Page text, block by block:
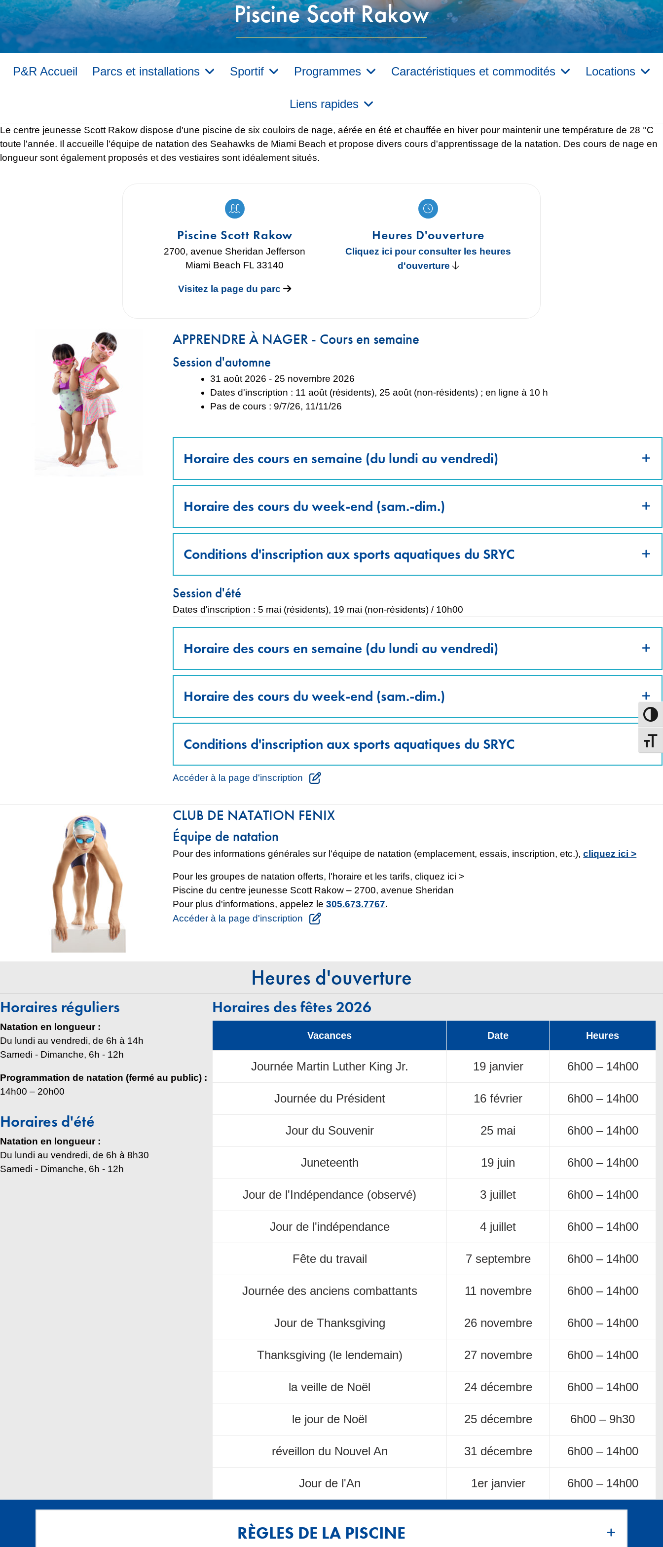
Piscine Scott Rakow
P&R Accueil Parcs et installations Sportif Programmes Caractéristiques et commodités Locations
Liens rapides
Le centre jeunesse Scott Rakow dispose d'une piscine de six couloirs de nage, aérée en été et chauffée en hiver pour maintenir une température de 28 °C
toute l'année. Il accueille l'équipe de natation des Seahawks de Miami Beach et propose divers cours d'apprentissage de la natation. Des cours de nage en
longueur sont également proposés et des vestiaires sont idéalement situés.
Piscine Scott Rakow
2700, avenue Sheridan Jefferson
Miami Beach FL 33140
Visitez la page du parc
Heures D'ouverture
Cliquez ici pour consulter les heures
d'ouverture
APPRENDRE À NAGER - Cours en semaine
Session d'automne
31 août 2026 - 25 novembre 2026
Dates d'inscription : 11 août (résidents), 25 août (non-résidents) ; en ligne à 10 h
Pas de cours : 9/7/26, 11/11/26
Horaire des cours en semaine (du lundi au vendredi)
Horaire des cours du week-end (sam.-dim.)
Conditions d'inscription aux sports aquatiques du SRYC
Session d'été
Dates d'inscription : 5 mai (résidents), 19 mai (non-résidents) / 10h00
Horaire des cours en semaine (du lundi au vendredi)
Horaire des cours du week-end (sam.-dim.)
Conditions d'inscription aux sports aquatiques du SRYC
Accéder à la page d'inscription
CLUB DE NATATION FENIX
Équipe de natation
Pour des informations générales sur l'équipe de natation (emplacement, essais, inscription, etc.),cliquez ici >
Pour les groupes de natation offerts, l'horaire et les tarifs, cliquez ici >
Piscine du centre jeunesse Scott Rakow – 2700, avenue Sheridan
Pour plus d'informations, appelez le305.673.7767.
Accéder à la page d'inscription
Heures d'ouverture
Horaires réguliers
Natation en longueur :
Du lundi au vendredi, de 6h à 14h
Samedi - Dimanche, 6h - 12h
Programmation de natation (fermé au public) :
14h00 – 20h00
Horaires d'été
Natation en longueur :
Du lundi au vendredi, de 6h à 8h30
Samedi - Dimanche, 6h - 12h
Horaires des fêtes 2026
Vacances Date Heures
Journée Martin Luther King Jr. 19 janvier 6h00 – 14h00
Journée du Président 16 février 6h00 – 14h00
Jour du Souvenir 25 mai 6h00 – 14h00
Juneteenth 19 juin 6h00 – 14h00
Jour de l'Indépendance (observé) 3 juillet 6h00 – 14h00
Jour de l'indépendance 4 juillet 6h00 – 14h00
Fête du travail 7 septembre 6h00 – 14h00
Journée des anciens combattants 11 novembre 6h00 – 14h00
Jour de Thanksgiving 26 novembre 6h00 – 14h00
Thanksgiving (le lendemain) 27 novembre 6h00 – 14h00
la veille de Noël 24 décembre 6h00 – 14h00
le jour de Noël 25 décembre 6h00 – 9h30
réveillon du Nouvel An 31 décembre 6h00 – 14h00
Jour de l'An 1er janvier 6h00 – 14h00
RÈGLES DE LA PISCINE